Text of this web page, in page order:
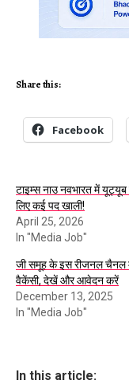
Share this:
Facebook
टाइम्स नाउ नवभारत में
लिए कई पद खाली!
April 25, 2026
In "Media Job"
जी समूह के इस रीजनल चैनल
वैकेंसी, देखें और आवेदन करें
December 13, 2025
In "Media Job"
In this article: